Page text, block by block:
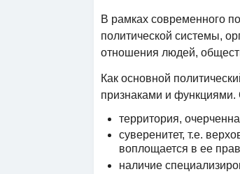
В рамках современного
политической системы,
отношения людей,
Как основной
признаками и
территория,
суверенитет, т.е.
воплощается в ее
наличие